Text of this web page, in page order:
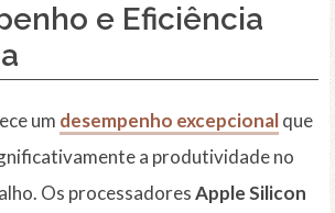
e Eficiência
um desempenho excepcionalque
a produtividade no
Os processadoresApple Silicon